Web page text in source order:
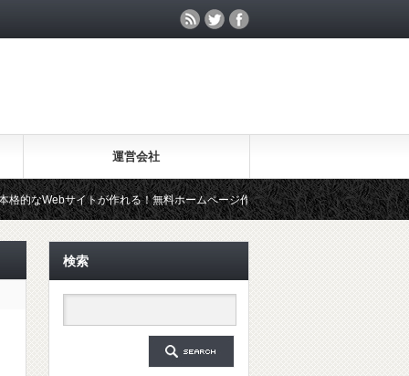
運営会社
サイトが作れる！無料ホームページ作成ツール「Wix」を試してみた
検索